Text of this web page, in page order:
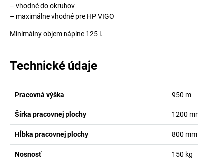
– vhodné do okruhov
– maximálne vhodné pre HP VIGO
Minimálny objem náplne 125 l.
Technické údaje
Pracovná výška 950 m
Šírka pracovnej plochy 1200
Hĺbka pracovnej plochy 800 mm
Nosnosť 150 kg